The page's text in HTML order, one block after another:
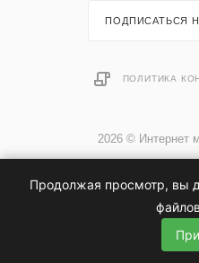
ПОДПИСАТЬСЯ
ПОЛИТИКА
2026 © Интернет
Продолжая просмотр, вы